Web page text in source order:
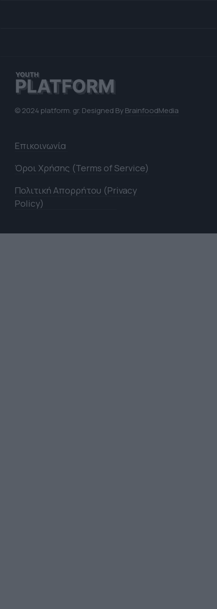
© 2024 platform. gr. Designed ByBrainfoodMedia
Επικοινωνία
Όροι Χρήσης (Terms of Service)
Πολιτική Απορρήτου (Privacy
Policy)